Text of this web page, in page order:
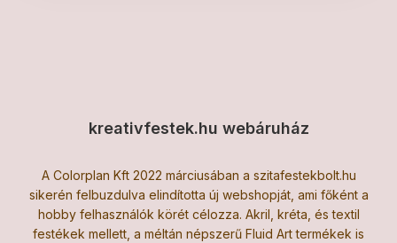
kreativfestek.hu webáruház
A Colorplan Kft 2022 márciusában a szitafestekbolt.hu
sikerén felbuzdulva elindította új webshopját, ami főként a
hobby felhasználók körét célozza. Akril, kréta, és textil
festékek mellett, a méltán népszerű Fluid Art termékek is